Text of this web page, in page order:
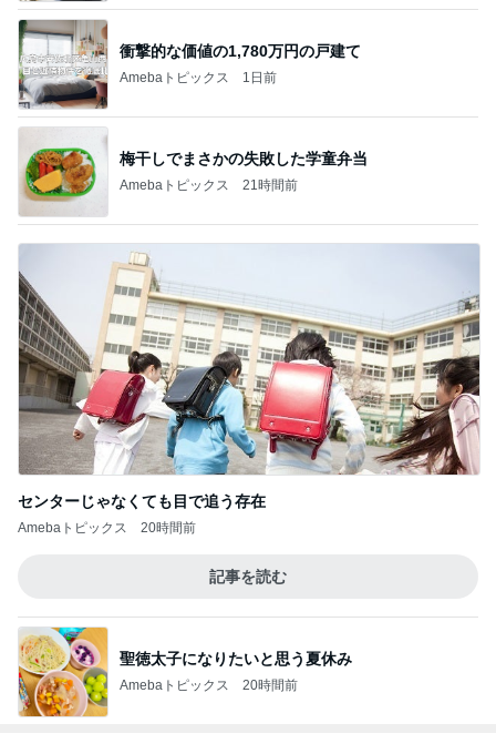
センターじゃなくても目で追う存在
Amebaトピックス 20時間前
記事を読む
聖徳太子になりたいと思う夏休み
Amebaトピックス 20時間前